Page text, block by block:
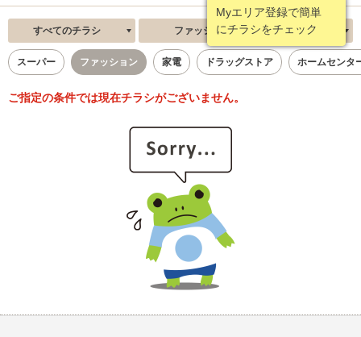
Myエリア登録で簡単
にチラシをチェック
すべてのチラシ ファッション 新着順
スーパー ファッション 家電 ドラッグストア ホームセンタ
ご指定の条件では現在チラシがございません。